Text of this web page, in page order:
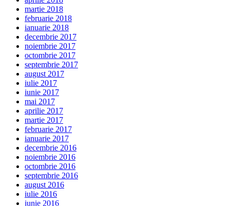
martie 2018
februarie 2018
ianuarie 2018
decembrie 2017
noiembrie 2017
octombrie 2017
septembrie 2017
august 2017
iulie 2017
iunie 2017
mai 2017
aprilie 2017
martie 2017
februarie 2017
ianuarie 2017
decembrie 2016
noiembrie 2016
octombrie 2016
septembrie 2016
august 2016
iulie 2016
iunie 2016